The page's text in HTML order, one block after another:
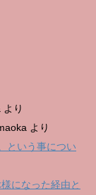
より
より
という事につい
になった経由と